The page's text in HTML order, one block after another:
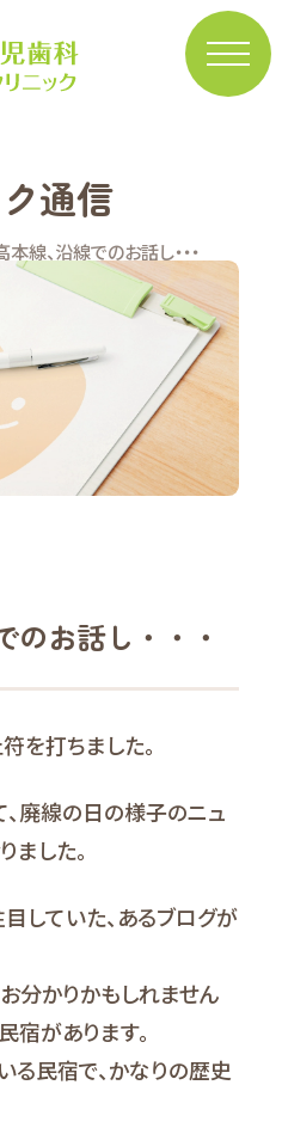
通信
線、沿線でのお話し・・・
のお話し・・・
を打ちました。
廃線の日の様子のニュ
ました。
していた、あるブログが
分かりかもしれません
宿があります。
民宿で、かなりの歴史